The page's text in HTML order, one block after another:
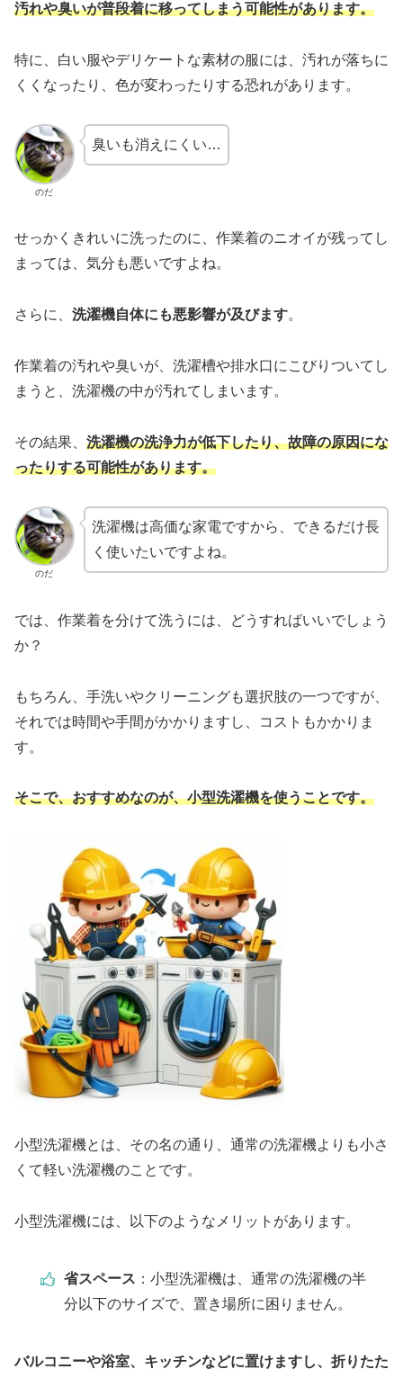
汚れや臭いが普段着に移ってしまう可能性があります。
特に、白い服やデリケートな素材の服には、汚れが落ちに
くくなったり、色が変わったりする恐れがあります。
のだ
臭いも消えにくい…
せっかくきれいに洗ったのに、作業着のニオイが残ってし
まっては、気分も悪いですよね。
さらに、 洗濯機自体にも悪影響が及びます。
作業着の汚れや臭いが、洗濯槽や排水口にこびりついてし
まうと、洗濯機の中が汚れてしまいます。
その結果、 洗濯機の洗浄力が低下したり、故障の原因にな
ったりする可能性があります。
のだ
洗濯機は高価な家電ですから、できるだけ長
く使いたいですよね。
では、作業着を分けて洗うには、どうすればいいでしょう
か？
もちろん、手洗いやクリーニングも選択肢の一つですが、
それでは時間や手間がかかりますし、コストもかかりま
す。
そこで、おすすめなのが、小型洗濯機を使うことです。
小型洗濯機とは、その名の通り、通常の洗濯機よりも小さ
くて軽い洗濯機のことです。
小型洗濯機には、以下のようなメリットがあります。
省スペース ：小型洗濯機は、通常の洗濯機の半
分以下のサイズで、置き場所に困りません。
バルコニーや浴室、キッチンなどに置けますし、折りたた